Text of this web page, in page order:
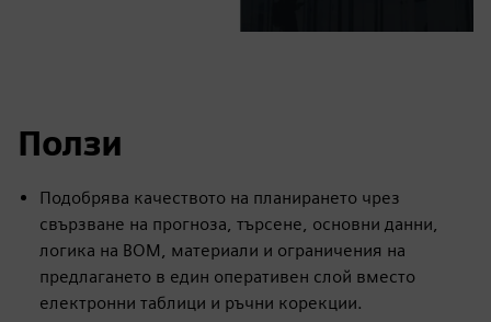
Ползи
Подобрява качеството на планирането чрез
свързване на прогноза, търсене, основни данни,
логика на BOM, материали и ограничения на
предлагането в един оперативен слой вместо
електронни таблици и ръчни корекции.